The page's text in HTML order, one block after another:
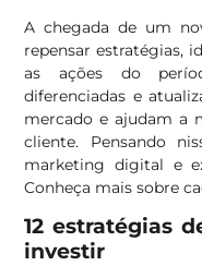
A chegada de um
repensar estratégias,
as ações do
diferenciadas e
mercado e ajudam a
cliente. Pensando
marketing digital e
Conheça mais sobre
12 estratégias
investir